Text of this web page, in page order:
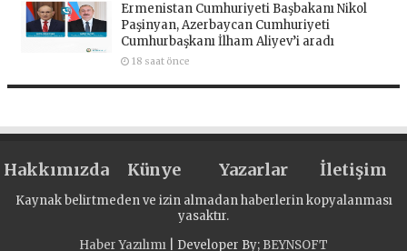
Ermenistan Cumhuriyeti Başbakanı Nikol
Paşinyan, Azerbaycan Cumhuriyeti
Cumhurbaşkanı İlham Aliyev’i aradı
18 saat önce
Hakkımızda Künye Yazarlar İletişim
Kaynak belirtmeden ve izin almadan haberlerin kopyalanması
yasaktır.
Haber Yazılımı | Developer By; BEYNSOFT